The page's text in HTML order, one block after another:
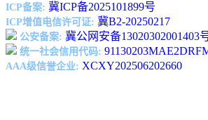
ICP备案: 冀ICP备2025101899号
ICP增值电信许可证: 冀B2-20250217
公安备案: 冀公网安备13020302001403
统一社会信用代码:
AAA级信誉企业: XCXY202506202660